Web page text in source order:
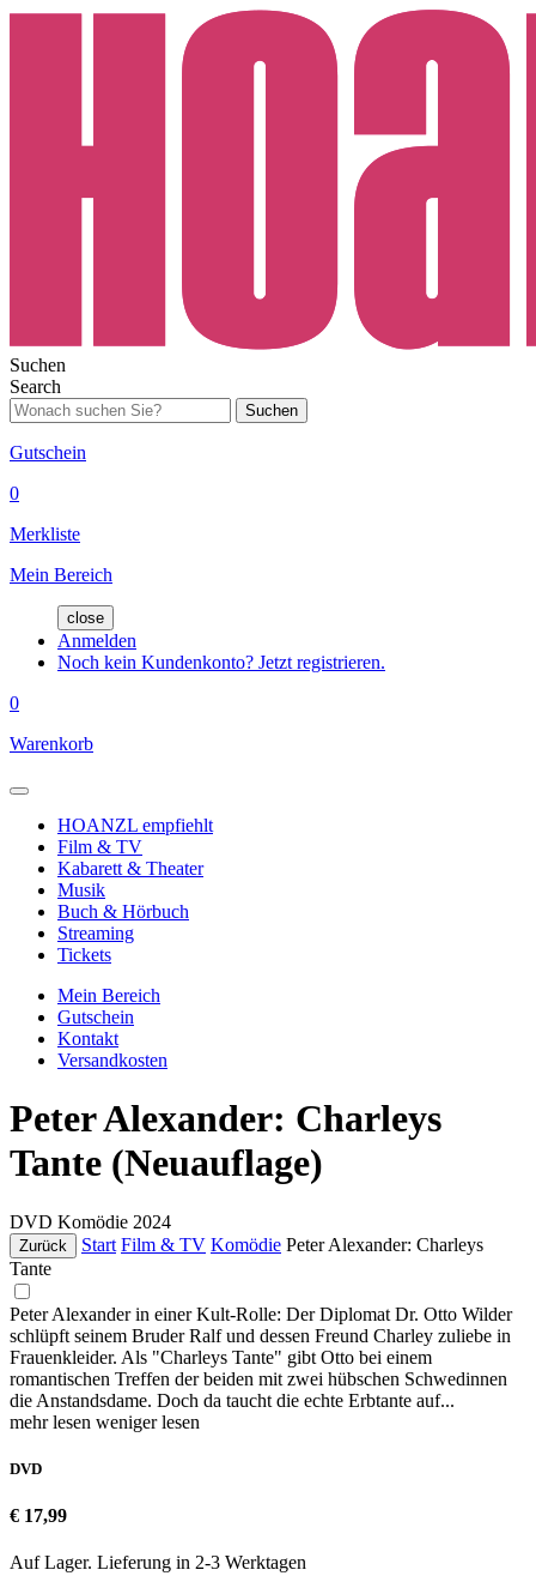
Suchen
Search
Suchen
Gutschein
0
Merkliste
Mein Bereich
close
Anmelden
Noch kein Kundenkonto? Jetzt registrieren.
0
Warenkorb
HOANZL empfiehlt
Film & TV
Kabarett & Theater
Musik
Buch & Hörbuch
Streaming
Tickets
Mein Bereich
Gutschein
Kontakt
Versandkosten
Peter Alexander: Charleys
Tante (Neuauflage)
DVD Komödie 2024
Zurück Start Film & TV Komödie Peter Alexander: Charleys
Tante
Peter Alexander in einer Kult-Rolle: Der Diplomat Dr. Otto Wilder
schlüpft seinem Bruder Ralf und dessen Freund Charley zuliebe in
Frauenkleider. Als "Charleys Tante" gibt Otto bei einem
romantischen Treffen der beiden mit zwei hübschen Schwedinnen
die Anstandsdame. Doch da taucht die echte Erbtante auf...
mehr lesen weniger lesen
DVD
€ 17,99
Auf Lager. Lieferung in 2-3 Werktagen